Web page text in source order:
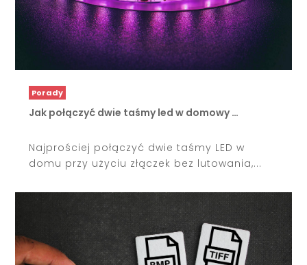
Porady
Jak połączyć dwie taśmy led w domowy …
Najprościej połączyć dwie taśmy LED w
domu przy użyciu złączek bez lutowania,...